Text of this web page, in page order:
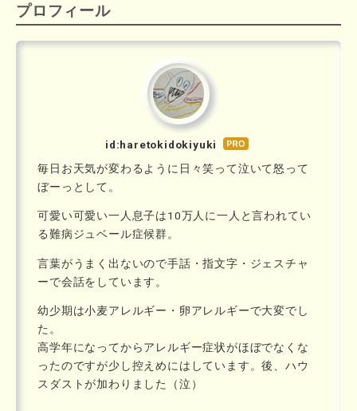
プロフィール
id:haretokidokiyuki
はて
なブ
毎日お天気が変わるように日々笑って泣いて怒って
ぼーっとして。
可愛い可愛い一人息子は10万人に一人と言われてい
る難病ジュベール症候群。
言葉がうまく出ないので手話・指文字・ジェスチャ
ーで会話をしています。
幼少期は小麦アレルギー・卵アレルギーで大変でし
た。
高学年になってからアレルギー症状がほぼでなくな
ったのですが少し控えめにはしています。後、ハウ
スダストが加わりました（泣）